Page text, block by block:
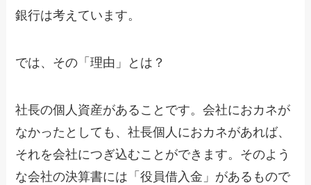
銀行は考えています。
では、その「理由」とは？
社長の個人資産があることです。会社におカネが
なかったとしても、社長個人におカネがあれば、
それを会社につぎ込むことができます。そのよう
な会社の決算書には「役員借入金」があるもので